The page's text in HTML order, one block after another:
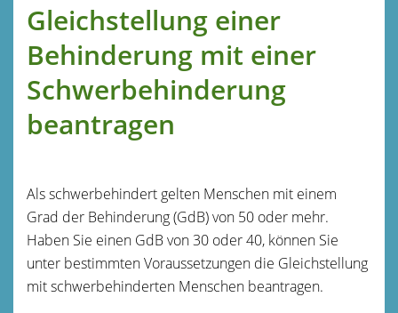
Gleichstellung einer
Behinderung mit einer
Schwerbehinderung
beantragen
Als schwerbehindert gelten Menschen mit einem
Grad der Behinderung (GdB) von 50 oder mehr.
Haben Sie einen GdB von 30 oder 40, können Sie
unter bestimmten Voraussetzungen die Gleichstellung
mit schwerbehinderten Menschen beantragen.